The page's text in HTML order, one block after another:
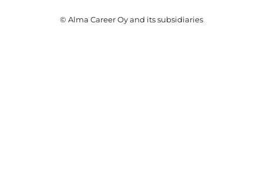
© Alma Career Oy and its subsidiaries